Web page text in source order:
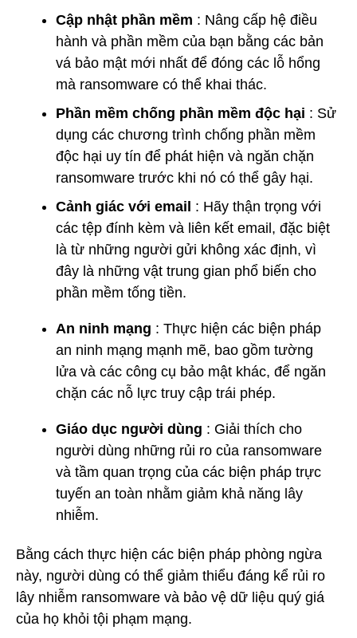
Cập nhật phần mềm : Nâng cấp hệ điều
hành và phần mềm của bạn bằng các bản
vá bảo mật mới nhất để đóng các lỗ hổng
mà ransomware có thể khai thác.
Phần mềm chống phần mềm độc hại : Sử
dụng các chương trình chống phần mềm
độc hại uy tín để phát hiện và ngăn chặn
ransomware trước khi nó có thể gây hại.
Cảnh giác với email : Hãy thận trọng với
các tệp đính kèm và liên kết email, đặc biệt
là từ những người gửi không xác định, vì
đây là những vật trung gian phổ biến cho
phần mềm tống tiền.
An ninh mạng : Thực hiện các biện pháp
an ninh mạng mạnh mẽ, bao gồm tường
lửa và các công cụ bảo mật khác, để ngăn
chặn các nỗ lực truy cập trái phép.
Giáo dục người dùng : Giải thích cho
người dùng những rủi ro của ransomware
và tầm quan trọng của các biện pháp trực
tuyến an toàn nhằm giảm khả năng lây
nhiễm.
Bằng cách thực hiện các biện pháp phòng ngừa
này, người dùng có thể giảm thiểu đáng kể rủi ro
lây nhiễm ransomware và bảo vệ dữ liệu quý giá
của họ khỏi tội phạm mạng.